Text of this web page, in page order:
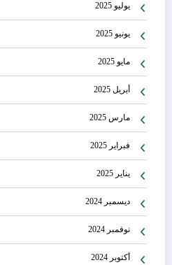
يوليو 2025
يونيو 2025
مايو 2025
أبريل 2025
مارس 2025
فبراير 2025
يناير 2025
ديسمبر 2024
نوفمبر 2024
أكتوبر 2024